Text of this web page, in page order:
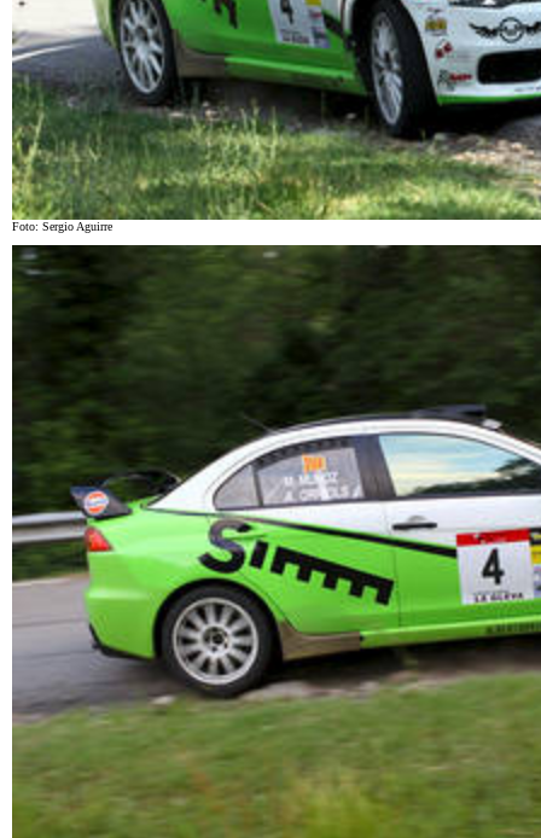
Foto: Sergio Aguirre